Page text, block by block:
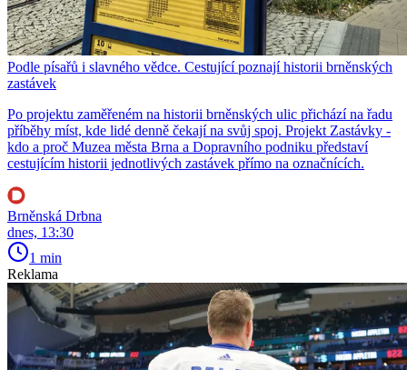
Podle písařů i slavného vědce. Cestující poznají historii brněnských
zastávek
Po projektu zaměřeném na historii brněnských ulic přichází na řadu
příběhy míst, kde lidé denně čekají na svůj spoj. Projekt Zastávky -
kdo a proč Muzea města Brna a Dopravního podniku představí
cestujícím historii jednotlivých zastávek přímo na označnících.
Brněnská Drbna
dnes, 13:30
1 min
Reklama